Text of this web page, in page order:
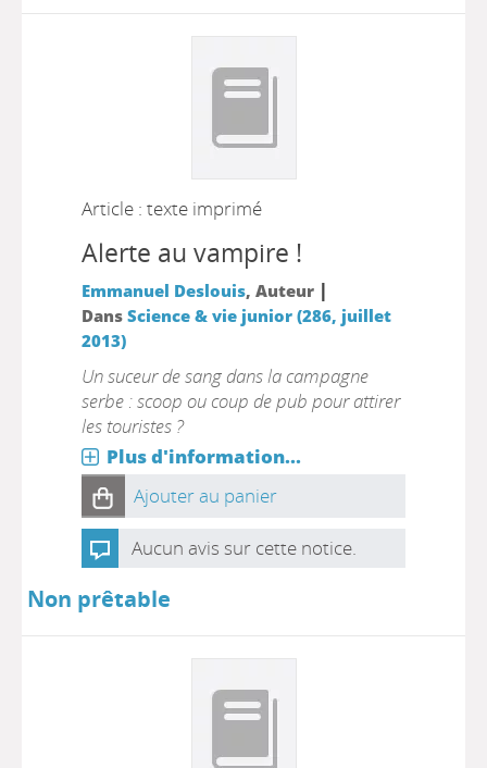
Article : texte imprimé
Alerte au vampire !
Emmanuel Deslouis, Auteur |
Dans Science & vie junior (286, juillet
2013)
Un suceur de sang dans la campagne
serbe : scoop ou coup de pub pour attirer
les touristes ?
Plus d'information...
Ajouter au panier
Aucun avis sur cette notice.
Non prêtable